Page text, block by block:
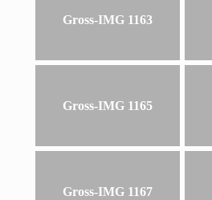
Gross-IMG 1163
Gross-IMG 1165
Gross-IMG 1167